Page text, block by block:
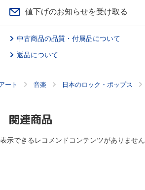
値下げのお知らせを受け取る
中古商品の品質・付属品について
返品について
ート 音楽 日本のロック・ポップス
関連商品
表示できるレコメンドコンテンツがありません